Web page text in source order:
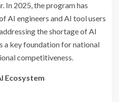
In 2025, the program has
AI engineers and AI tool users
the shortage of AI
a key foundation for national
competitiveness.
Ecosystem